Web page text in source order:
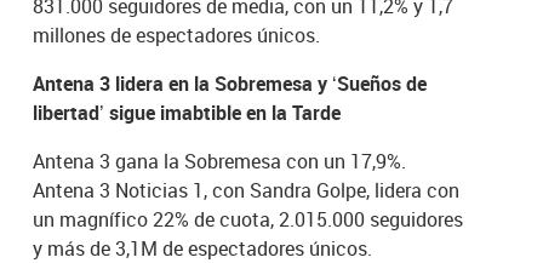
831.000 seguidores de media, con un 11,2% y 1,7
millones de espectadores únicos.
Antena 3 lidera en la Sobremesa y ‘Sueños de
libertad’ sigue imabtible en la Tarde
Antena 3 gana la Sobremesa con un 17,9%.
Antena 3 Noticias 1, con Sandra Golpe, lidera con
un magnífico 22% de cuota, 2.015.000 seguidores
y más de 3,1M de espectadores únicos.